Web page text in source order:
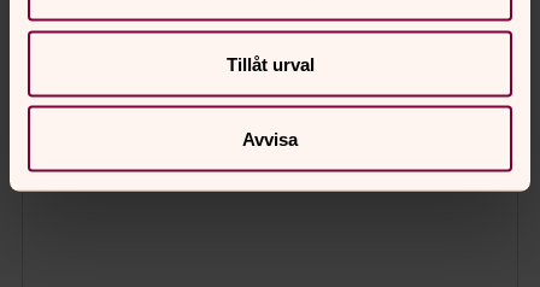
Tillåt urval
Avvisa